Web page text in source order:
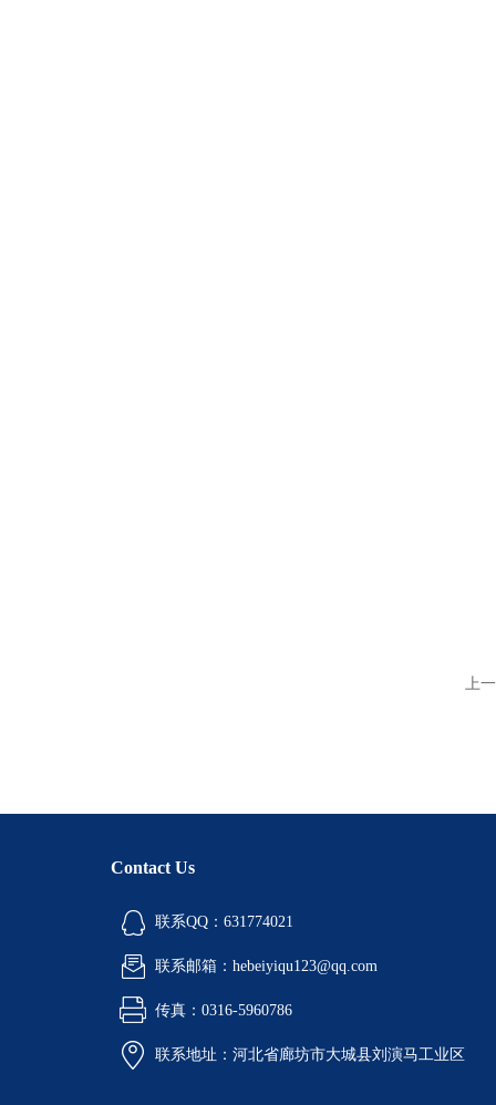
上
Contact Us
联系QQ：631774021
联系邮箱：hebeiyiqu123@qq.com
传真：0316-5960786
联系地址：河北省廊坊市大城县刘演马工业区